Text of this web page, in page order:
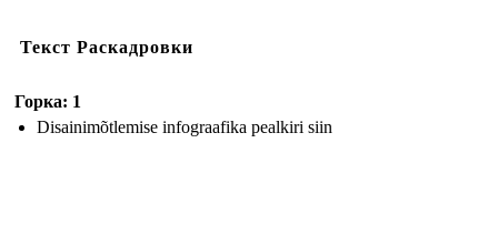
Текст Раскадровки
Горка: 1
Disainimõtlemise infograafika pealkiri siin